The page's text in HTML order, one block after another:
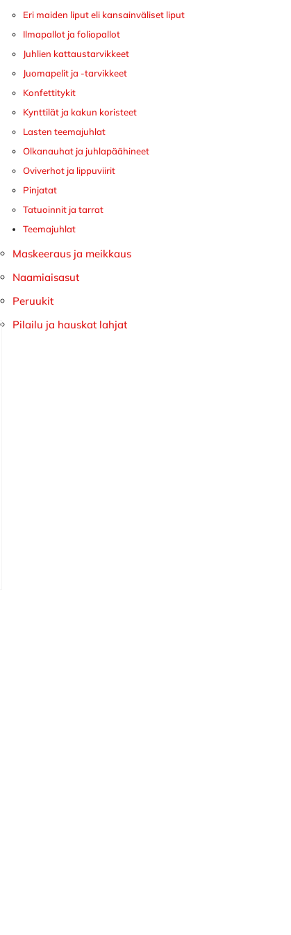
Eri maiden liput eli kansainväliset liput
Ilmapallot ja foliopallot
Juhlien kattaustarvikkeet
Juomapelit ja -tarvikkeet
Konfettitykit
Kynttilät ja kakun koristeet
Lasten teemajuhlat
Olkanauhat ja juhlapäähineet
Oviverhot ja lippuviirit
Pinjatat
Tatuoinnit ja tarrat
Teemajuhlat
Maskeeraus ja meikkaus
Naamiaisasut
Peruukit
Pilailu ja hauskat lahjat